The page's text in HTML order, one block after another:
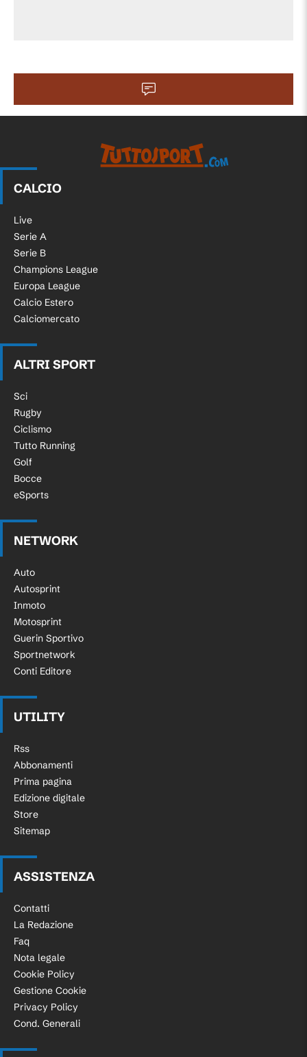
CALCIO
Live
Serie A
Serie B
Champions League
Europa League
Calcio Estero
Calciomercato
ALTRI SPORT
Sci
Rugby
Ciclismo
Tutto Running
Golf
Bocce
eSports
NETWORK
Auto
Autosprint
Inmoto
Motosprint
Guerin Sportivo
Sportnetwork
Conti Editore
UTILITY
Rss
Abbonamenti
Prima pagina
Edizione digitale
Store
Sitemap
ASSISTENZA
Contatti
La Redazione
Faq
Nota legale
Cookie Policy
Gestione Cookie
Privacy Policy
Cond. Generali